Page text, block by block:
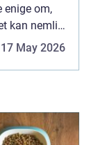
enige om,
kan nemlig
17 May 2026